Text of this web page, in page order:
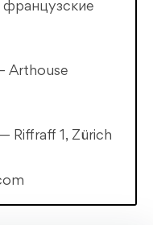
французские
Arthouse
Riffraff 1, Zürich